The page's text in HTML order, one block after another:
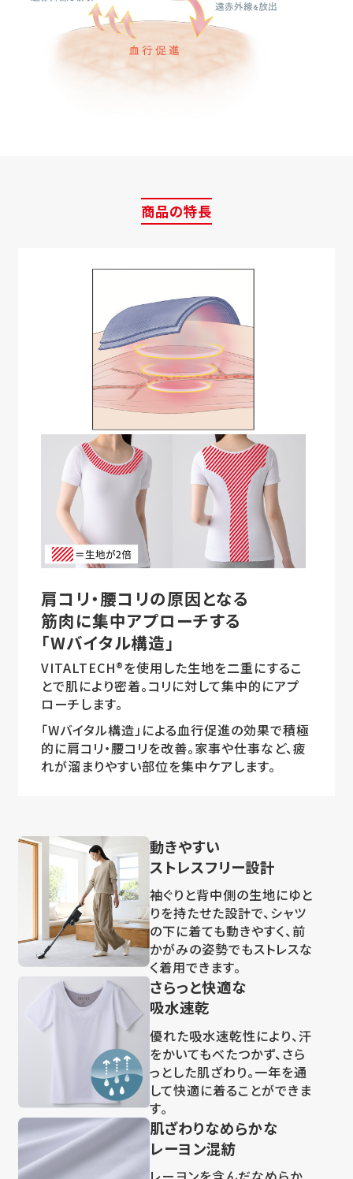
商品の特長
肩コリ・腰コリの原因となる
筋肉に集中アプローチする
「Wバイタル構造」
VITALTECH®を使用した生地を二重にするこ
とで肌により密着。コリに対して集中的にアプ
ローチします。
「Wバイタル構造」による血行促進の効果で積極
的に肩コリ・腰コリを改善。家事や仕事など、疲
れが溜まりやすい部位を集中ケアします。
動きやすい
ストレスフリー設計
袖ぐりと背中側の生地にゆと
りを持たせた設計で、シャツ
の下に着ても動きやすく、前
かがみの姿勢でもストレスな
く着用できます。
さらっと快適な
吸水速乾
優れた吸水速乾性により、汗
をかいてもべたつかず、さら
っとした肌ざわり。一年を通
して快適に着ることができま
す。
肌ざわりなめらかな
レーヨン混紡